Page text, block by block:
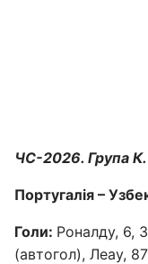
ЧС-2026. Група
Португалія –
Голи: Роналду, 6,
(автогол), Леау, 87